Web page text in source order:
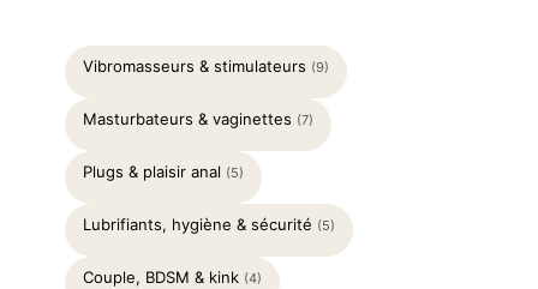
Vibromasseurs & stimulateurs (9)
Masturbateurs & vaginettes (7)
Plugs & plaisir anal (5)
Lubrifiants, hygiène & sécurité (5)
Couple, BDSM & kink (4)